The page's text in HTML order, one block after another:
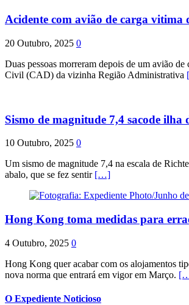
Acidente com avião de carga vitima
20 Outubro, 2025 0
Duas pessoas morreram depois de um avião
Civil (CAD) da vizinha Região Administrativa
Sismo de magnitude 7,4 sacode ilha
10 Outubro, 2025 0
Um sismo de magnitude 7,4 na escala de
abalo, que se fez sentir […]
Hong Kong toma medidas para
4 Outubro, 2025 0
Hong Kong quer acabar com os alojamentos
nova norma que entrará em vigor em Março.
O Expediente Noticioso